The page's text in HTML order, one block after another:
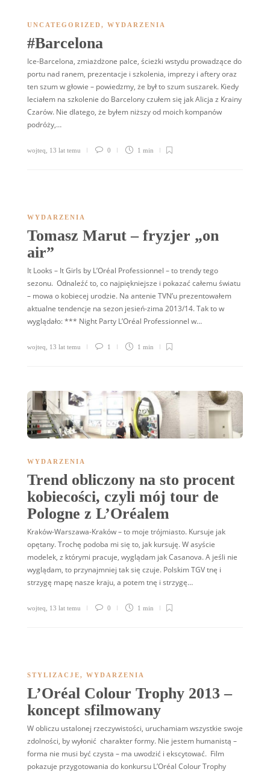
UNCATEGORIZED, WYDARZENIA
#Barcelona
Ice-Barcelona, zmiażdżone palce, ścieżki wstydu prowadzące do
portu nad ranem, prezentacje i szkolenia, imprezy i aftery oraz
ten szum w głowie – powiedzmy, że był to szum suszarek. Kiedy
leciałem na szkolenie do Barcelony czułem się jak Alicja z Krainy
Czarów. Nie dlatego, że byłem niższy od moich kompanów
podróży,…
wojteq 13 lat temu 0 1 min
WYDARZENIA
Tomasz Marut – fryzjer „on
air”
It Looks – It Girls by L’Oréal Professionnel – to trendy tego
sezonu. Odnaleźć to, co najpiękniejsze i pokazać całemu światu
– mowa o kobiecej urodzie. Na antenie TVN’u prezentowałem
aktualne tendencje na sezon jesień-zima 2013/14. Tak to w
wyglądało: *** Night Party L’Oréal Professionnel w…
wojteq 13 lat temu 1 1 min
WYDARZENIA
Trend obliczony na sto procent
kobiecości, czyli mój tour de
Pologne z L’Oréalem
Kraków-Warszawa-Kraków – to moje trójmiasto. Kursuje jak
opętany. Trochę podoba mi się to, jak kursuję. W asyście
modelek, z którymi pracuje, wyglądam jak Casanova. A jeśli nie
wyglądam, to przynajmniej tak się czuje. Polskim TGV tnę i
strzygę mapę nasze kraju, a potem tnę i strzygę…
wojteq 13 lat temu 0 1 min
STYLIZACJE, WYDARZENIA
L’Oréal Colour Trophy 2013 –
koncept sfilmowany
W obliczu ustalonej rzeczywistości, uruchamiam wszystkie swoje
zdolności, by wyłonić charakter formy. Nie jestem humanistą –
forma nie musi być czysta – ma uwodzić i ekscytować. Film
pokazuje przygotowania do konkursu L’Oréal Colour Trophy